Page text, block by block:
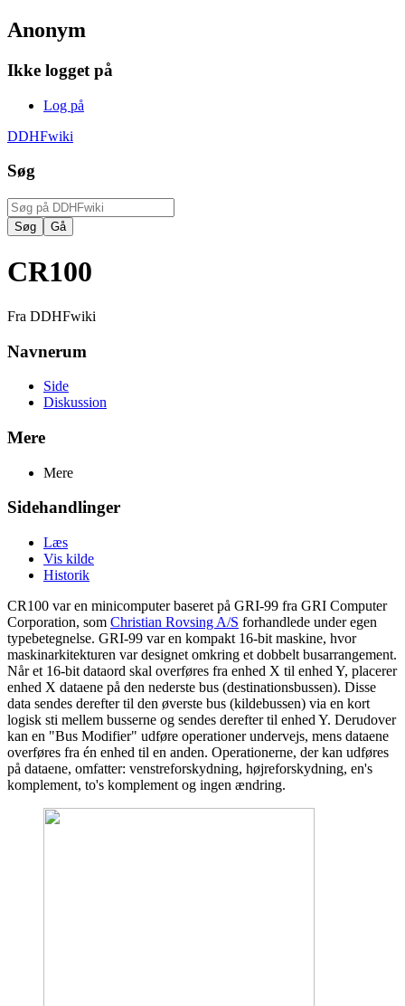
Anonym
Ikke logget på
Log på
DDHFwiki
Søg
CR100
Fra DDHFwiki
Navnerum
Side
Diskussion
Mere
Mere
Sidehandlinger
Læs
Vis kilde
Historik
CR100 var en minicomputer baseret på GRI-99 fra GRI Computer
Corporation, som Christian Rovsing A/S forhandlede under egen
typebetegnelse. GRI-99 var en kompakt 16-bit maskine, hvor
maskinarkitekturen var designet omkring et dobbelt busarrangement.
Når et 16-bit dataord skal overføres fra enhed X til enhed Y, placerer
enhed X dataene på den nederste bus (destinationsbussen). Disse
data sendes derefter til den øverste bus (kildebussen) via en kort
logisk sti mellem busserne og sendes derefter til enhed Y. Derudover
kan en "Bus Modifier" udføre operationer undervejs, mens dataene
overføres fra én enhed til en anden. Operationerne, der kan udføres
på dataene, omfatter: venstreforskydning, højreforskydning, en's
komplement, to's komplement og ingen ændring.